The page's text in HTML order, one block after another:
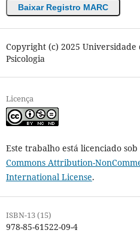
Baixar Registro MARC
Copyright (c) 2025 Universidade
Psicologia
Licença
Este trabalho está licenciado
Commons Attribution-
International License.
ISBN-13 (15)
978-85-61522-09-4